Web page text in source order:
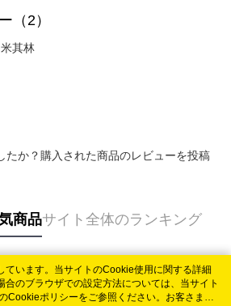
（2）
其林
たか？購入された商品のレビューを投稿
商品サイト全体のランキング
ています。当サイトのCookie使用に関する詳細
のブラウザでの設定方法については、当サイト
Cookieポリシーをご参照ください。お客さま